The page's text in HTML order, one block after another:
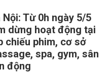
Nội: Từ 0h ngày 5/5
dừng hoạt động tại
chiếu phim, cơ sở
spa, gym, sân
động